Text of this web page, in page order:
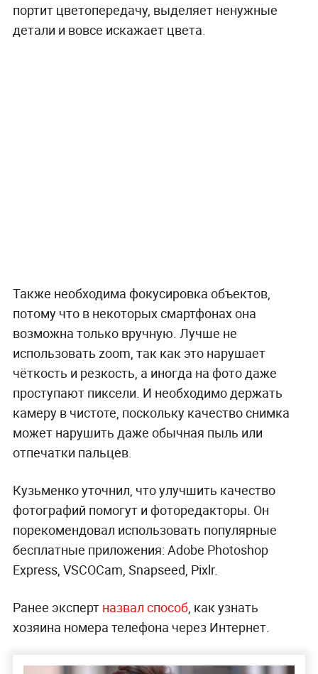
портит цветопередачу, выделяет ненужные
детали и вовсе искажает цвета.
Также необходима фокусировка объектов,
потому что в некоторых смартфонах она
возможна только вручную. Лучше не
использовать zoom, так как это нарушает
чёткость и резкость, а иногда на фото даже
проступают пиксели. И необходимо держать
камеру в чистоте, поскольку качество снимка
может нарушить даже обычная пыль или
отпечатки пальцев.
Кузьменко уточнил, что улучшить качество
фотографий помогут и фоторедакторы. Он
порекомендовал использовать популярные
бесплатные приложения: Adobe Photoshop
Express, VSCOCam, Snapseed, Pixlr.
Ранее эксперт назвал способ, как узнать
хозяина номера телефона через Интернет.